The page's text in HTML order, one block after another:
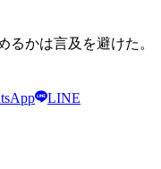
るかは言及を避けた。
LINE